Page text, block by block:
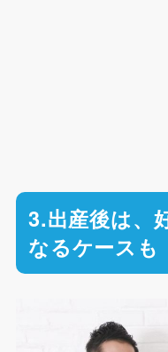
3.出産後は、
なるケースも